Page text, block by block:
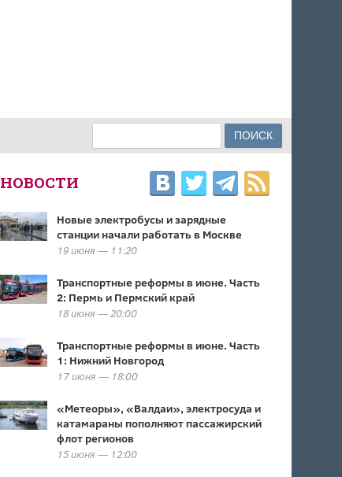
ФОРМА ПОИСКА
НОВОСТИ
Новые электробусы и зарядные
станции начали работать в Москве
19 июня — 11:20
Транспортные реформы в июне. Часть
2: Пермь и Пермский край
18 июня — 20:00
Транспортные реформы в июне. Часть
1: Нижний Новгород
17 июня — 18:00
«Метеоры», «Валдаи», электросуда и
катамараны пополняют пассажирский
флот регионов
15 июня — 12:00